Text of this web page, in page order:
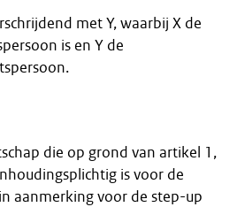
met Y, waarbij X de
is en Y de
die op grond van artikel 1,
is voor de
aanmerking voor de step-up